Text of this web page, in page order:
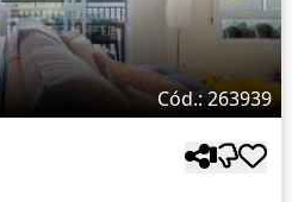
Cód.: 263939